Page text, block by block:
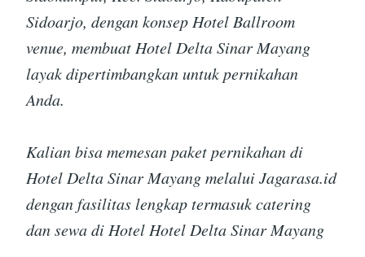
Sidoarjo, dengan konsep Hotel Ballroom
venue, membuat Hotel Delta Sinar Mayang
layak dipertimbangkan untuk pernikahan
Anda.
Kalian bisa memesan paket pernikahan di
Hotel Delta Sinar Mayang melalui Jagarasa.id
dengan fasilitas lengkap termasuk catering
dan sewa di Hotel Hotel Delta Sinar Mayang